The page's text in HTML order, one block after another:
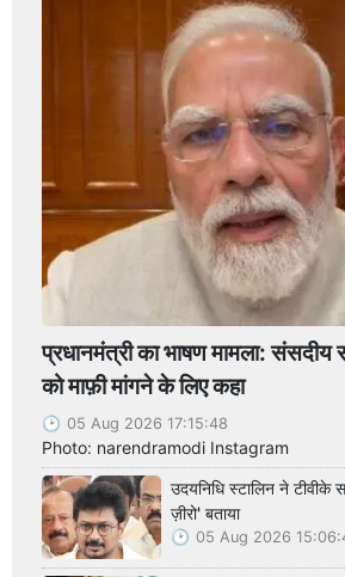
प्रधानमंत्री का भाषण मामला: संसदीय
को माफ़ी मांगने के लिए कहा
05 Aug 2026 17:15:48
Photo: narendramodi Instagram
उदयनिधि स्टालिन ने
ज़ीरो' बताया
05 Aug 2026